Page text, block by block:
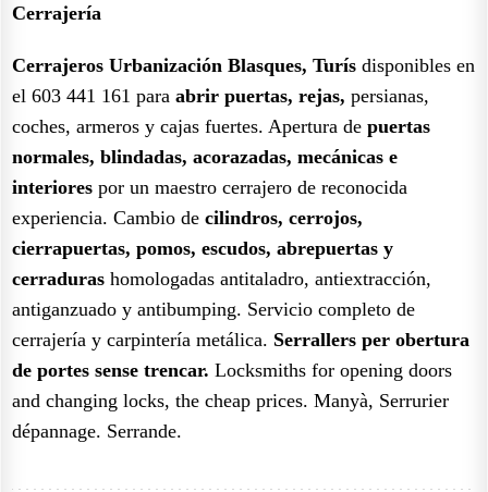
Cerrajería
Cerrajeros Urbanización Blasques, Turís disponibles en
el 603 441 161 para abrir puertas, rejas, persianas,
coches, armeros y cajas fuertes. Apertura de puertas
normales, blindadas, acorazadas, mecánicas e
interiores por un maestro cerrajero de reconocida
experiencia. Cambio de cilindros, cerrojos,
cierrapuertas, pomos, escudos, abrepuertas y
cerraduras homologadas antitaladro, antiextracción,
antiganzuado y antibumping. Servicio completo de
cerrajería y carpintería metálica. Serrallers per obertura
de portes sense trencar. Locksmiths for opening doors
and changing locks, the cheap prices. Manyà, Serrurier
dépannage. Serrande.